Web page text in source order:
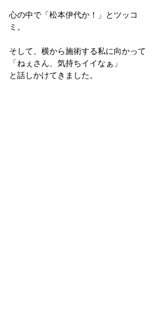
心の中で「松本伊代か！」とツッコ
ミ。
そして、横から施術する私に向かって
「ねぇさん、気持ちイイなぁ」
と話しかけてきました。